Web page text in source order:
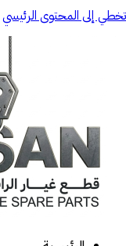
تخطي إلى المحتوى الرئيسي